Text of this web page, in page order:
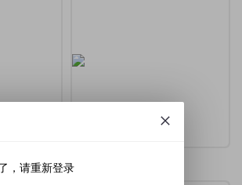
LaTeX 高考 / 模拟考精美排版模板 A3-试卷双栏版
，请重新登录